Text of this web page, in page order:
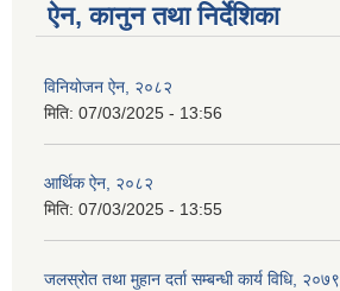
ऐन, कानुन तथा निर्देशिका
विनियोजन ऐन, २०८२
मिति: 07/03/2025 - 13:56
आर्थिक ऐन, २०८२
मिति: 07/03/2025 - 13:55
जलस्रोत तथा मुहान दर्ता सम्बन्धी कार्य विधि, २०७९